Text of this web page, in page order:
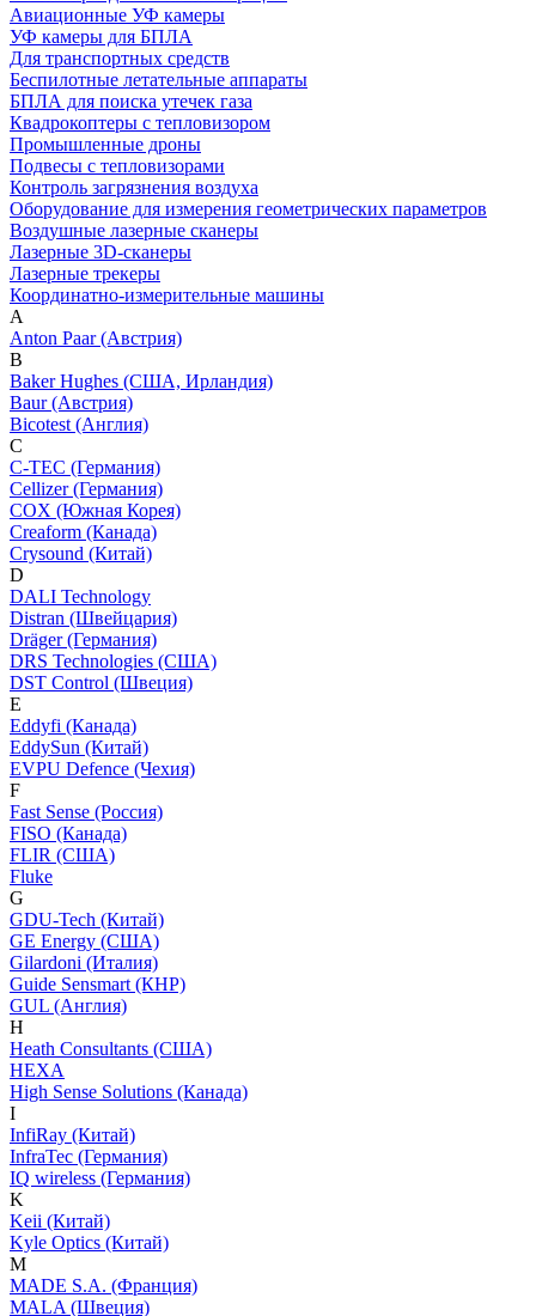
Авиационные УФ камеры
УФ камеры для БПЛА
Для транспортных средств
Беспилотные летательные аппараты
БПЛА для поиска утечек газа
Квадрокоптеры с тепловизором
Промышленные дроны
Подвесы с тепловизорами
Контроль загрязнения воздуха
Оборудование для измерения геометрических параметров
Воздушные лазерные сканеры
Лазерные 3D-сканеры
Лазерные трекеры
Координатно-измерительные машины
A
Anton Paar (Австрия)
B
Baker Hughes (США, Ирландия)
Baur (Австрия)
Bicotest (Англия)
C
C-TEC (Германия)
Cellizer (Германия)
COX (Южная Корея)
Creaform (Канада)
Crysound (Китай)
D
DALI Technology
Distran (Швейцария)
Dräger (Германия)
DRS Technologies (США)
DST Control (Швеция)
E
Eddyfi (Канада)
EddySun (Китай)
EVPU Defence (Чехия)
F
Fast Sense (Россия)
FISO (Канада)
FLIR (США)
Fluke
G
GDU-Tech (Китай)
GE Energy (США)
Gilardoni (Италия)
Guide Sensmart (КНР)
GUL (Англия)
H
Heath Consultants (США)
HEXA
High Sense Solutions (Канада)
I
InfiRay (Китай)
InfraTec (Германия)
IQ wireless (Германия)
K
Keii (Китай)
Kyle Optics (Китай)
M
MADE S.A. (Франция)
MALA (Швеция)